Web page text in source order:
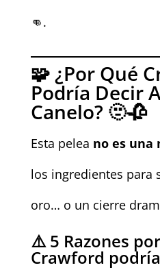
👊.
🧩 ¿Por Qué
Podría Decir
Canelo? 🫥🥀
Esta pelea no es una
los ingredientes para
oro… o un cierre
⚠️ 5 Razones
Crawford